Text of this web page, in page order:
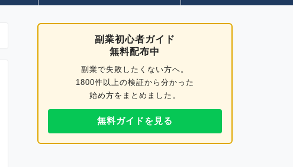
副業初心者ガイド
無料配布中
副業で失敗したくない方へ。
1800件以上の検証から分かった
始め方をまとめました。
無料ガイドを見る